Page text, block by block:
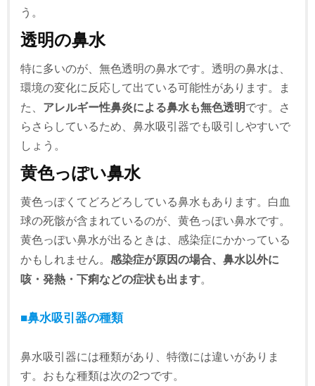
う。
透明の鼻水
特に多いのが、無色透明の鼻水です。透明の鼻水は、
環境の変化に反応して出ている可能性があります。ま
た、 アレルギー性鼻炎による鼻水も無色透明です。さ
らさらしているため、鼻水吸引器でも吸引しやすいで
しょう。
黄色っぽい鼻水
黄色っぽくてどろどろしている鼻水もあります。白血
球の死骸が含まれているのが、黄色っぽい鼻水です。
黄色っぽい鼻水が出るときは、感染症にかかっている
かもしれません。感染症が原因の場合、鼻水以外に
咳・発熱・下痢などの症状も出ます
■鼻水吸引器の種類
鼻水吸引器には種類があり、特徴には違いがありま
す。おもな種類は次の2つです。